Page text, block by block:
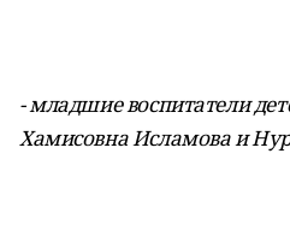
- младшие воспитатели
Хамисовна Исламова и